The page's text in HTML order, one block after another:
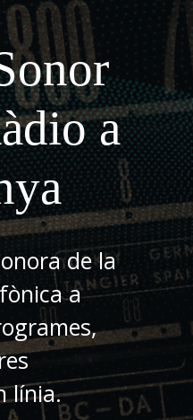
a
de la
a
línia.